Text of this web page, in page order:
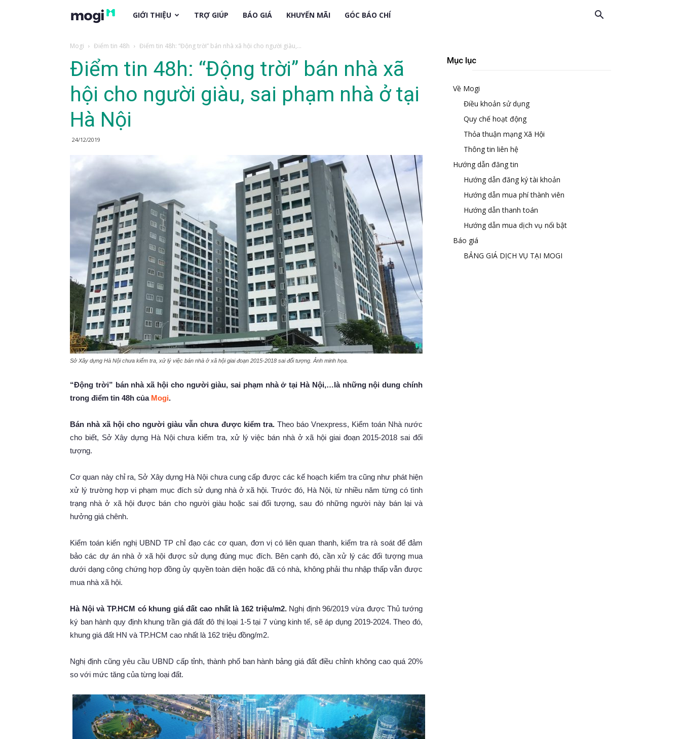
trogiup.mogi.vn
GIỚI THIỆU TRỢ GIÚP BÁO GIÁ KHUYẾN MÃI GÓC BÁO CHÍ
Mogi Điểm tin 48h Điểm tin 48h: “Động trời” bán nhà xã hội cho người giàu,...
Điểm tin 48h: “Động trời” bán nhà xã
hội cho người giàu, sai phạm nhà ở tại
Hà Nội
24/12/2019
Sở Xây dựng Hà Nội chưa kiểm tra, xử lý việc bán nhà ở xã hội giai đoạn 2015-2018 sai đối tượng. Ảnh minh họa.
“Động trời” bán nhà xã hội cho người giàu, sai phạm nhà ở tại Hà Nội,…là những nội dung chính
trong điểm tin 48h của Mogi.
Bán nhà xã hội cho người giàu vẫn chưa được kiểm tra.Theo báo Vnexpress, Kiểm toán Nhà nước
cho biết, Sở Xây dựng Hà Nội chưa kiểm tra, xử lý việc bán nhà ở xã hội giai đoạn 2015-2018 sai đối
tượng.
Cơ quan này chỉ ra, Sở Xây dựng Hà Nội chưa cung cấp được các kế hoạch kiểm tra cũng như phát hiện
xử lý trường hợp vi phạm mục đích sử dụng nhà ở xã hội. Trước đó, Hà Nội, từ nhiều năm từng có tình
trạng nhà ở xã hội được bán cho người giàu hoặc sai đối tượng, sau đó những người này bán lại và
hưởng giá chênh.
Kiểm toán kiến nghị UBND TP chỉ đạo các cơ quan, đơn vị có liên quan thanh, kiểm tra rà soát để đảm
bảo các dự án nhà ở xã hội được sử dụng đúng mục đích. Bên cạnh đó, cần xử lý các đối tượng mua
dưới dạng công chứng hợp đồng ủy quyền toàn diện hoặc đã có nhà, không phải thu nhập thấp vẫn được
mua nhà xã hội.
Hà Nội và TP.HCM có khung giá đất cao nhất là 162 triệu/m2.Nghị định 96/2019 vừa được Thủ tướng
ký ban hành quy định khung trần giá đất đô thị loại 1-5 tại 7 vùng kinh tế, sẽ áp dụng 2019-2024. Theo đó,
khung giá đất HN và TP.HCM cao nhất là 162 triệu đồng/m2.
Nghị định cũng yêu cầu UBND cấp tỉnh, thành phố ban hành bảng giá đất điều chỉnh không cao quá 20%
so với mức tăng của từng loại đất.
Mục lục
Về Mogi
Điều khoản sử dụng
Quy chế hoạt động
Thỏa thuận mạng Xã Hội
Thông tin liên hệ
Hướng dẫn đăng tin
Hướng dẫn đăng ký tài khoản
Hướng dẫn mua phí thành viên
Hướng dẫn thanh toán
Hướng dẫn mua dịch vụ nổi bật
Báo giá
BẢNG GIÁ DỊCH VỤ TẠI MOGI